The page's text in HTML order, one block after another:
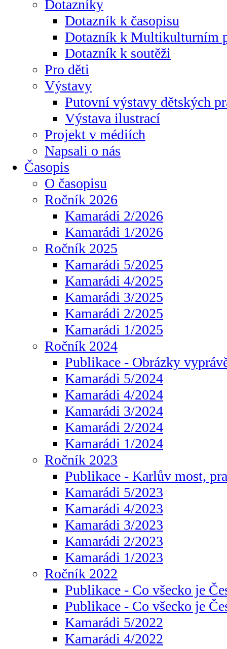
Dotazníky
Dotazník k časopisu
Dotazník k Multikulturním
Dotazník k soutěži
Pro děti
Výstavy
Putovní výstavy dětských
Výstava ilustrací
Projekt v médiích
Napsali o nás
Časopis
O časopisu
Ročník 2026
Kamarádi 2/2026
Kamarádi 1/2026
Ročník 2025
Kamarádi 5/2025
Kamarádi 4/2025
Kamarádi 3/2025
Kamarádi 2/2025
Kamarádi 1/2025
Ročník 2024
Publikace - Obrázky
Kamarádi 5/2024
Kamarádi 4/2024
Kamarádi 3/2024
Kamarádi 2/2024
Kamarádi 1/2024
Ročník 2023
Publikace - Karlův most,
Kamarádi 5/2023
Kamarádi 4/2023
Kamarádi 3/2023
Kamarádi 2/2023
Kamarádi 1/2023
Ročník 2022
Publikace - Co všecko je
Publikace - Co všecko je
Kamarádi 5/2022
Kamarádi 4/2022